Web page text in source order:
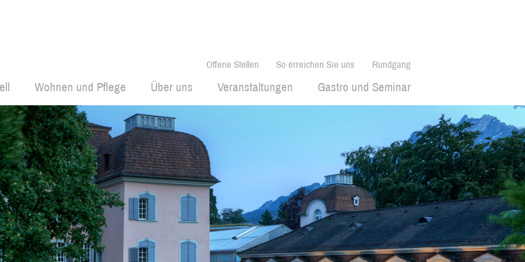
Offene Stellen So erreichen Sie uns Rundgang
Wohnen und Pflege Über uns Veranstaltungen Gastro und Seminar